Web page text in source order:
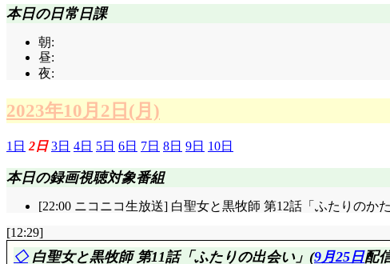
本日の日常日課
朝:
昼:
夜:
2023年10月2日(月)
1日 2日 3日 4日 5日 6日 7日 8日 9日 10日
本日の録画視聴対象番組
[22:00 ニコニコ生放送] 白聖女と黒牧師 第12話「ふたりのか
[12:29]
◇白聖女と黒牧師 第11話「ふたりの出会い」(9月25日配